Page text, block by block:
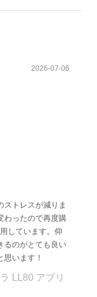
2026-07-06
ストレスが減りま
わったので再度購
しています。仰
るのがとても良い
います！
LL80 アプリ